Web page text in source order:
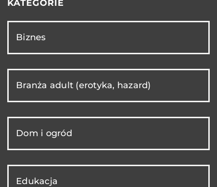
KATEGORIE
Biznes
Branża adult (erotyka, hazard)
Dom i ogród
Edukacja